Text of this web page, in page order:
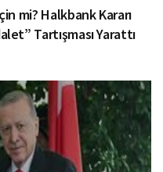
mi? Halkbank Kararı
Tartışması Yarattı